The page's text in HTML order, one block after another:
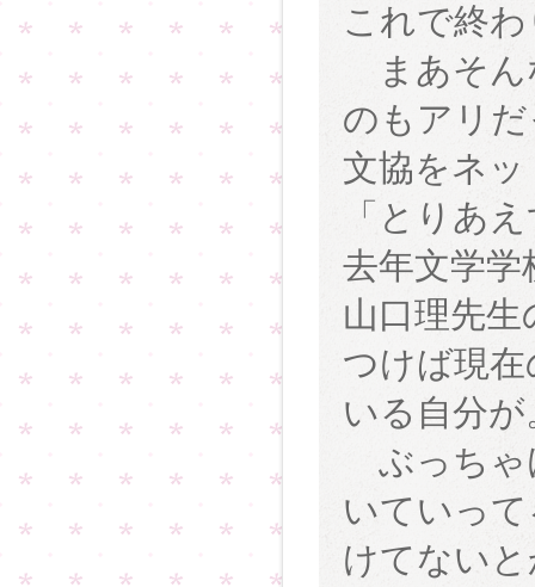
これで終
まあそん
のもアリ
文協をネ
「とりあ
去年文学
山口理先
つけば現
いる自分
ぶっちゃ
いていっ
けてない